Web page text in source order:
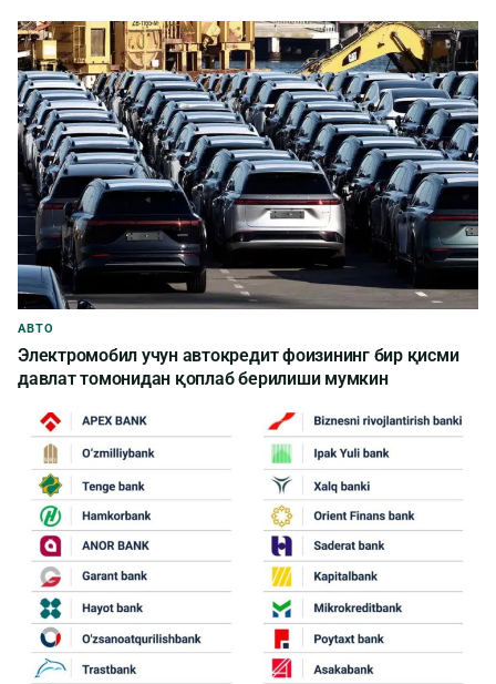
АВТО
Электромобил учун автокредит фоизининг бир қисми
давлат томонидан қоплаб берилиши мумкин